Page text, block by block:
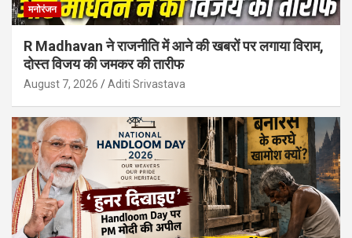
मनोरंजन
R Madhavan ने राजनीति में आने की खबरों पर लगाया विराम,
दोस्त विजय की जमकर की तारीफ
August 7, 2026 Aditi Srivastava